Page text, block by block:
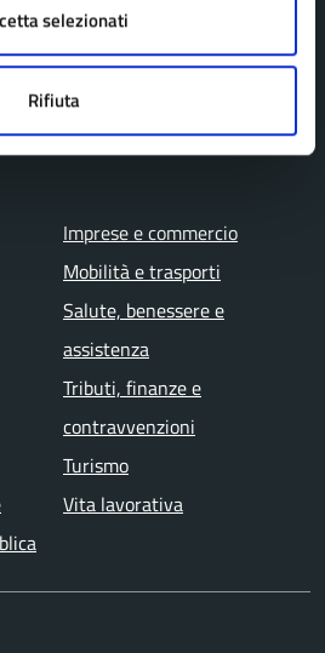
selezionati
Rifiuta
Imprese e commercio
Mobilità e trasporti
Salute, benessere e
assistenza
Tributi, finanze e
contravvenzioni
Turismo
Vita lavorativa